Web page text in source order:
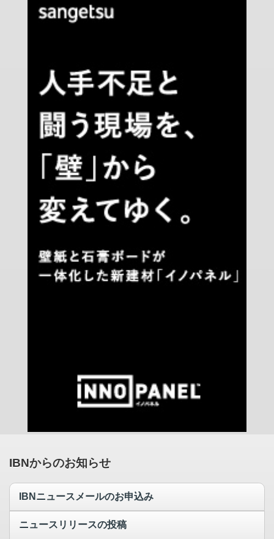
IBNからのお知らせ
IBNニュースメールのお申込み
ニュースリリースの投稿